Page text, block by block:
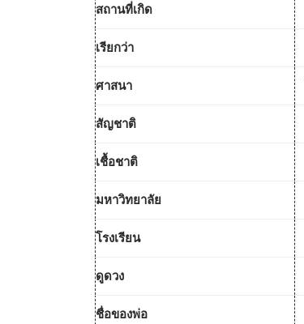
สถานที่เกิด
เรียกว่า
ศาสนา
สัญชาติ
เชื้อชาติ
มหาวิทยาลัย
โรงเรียน
ดูดวง
ชื่อของพ่อ